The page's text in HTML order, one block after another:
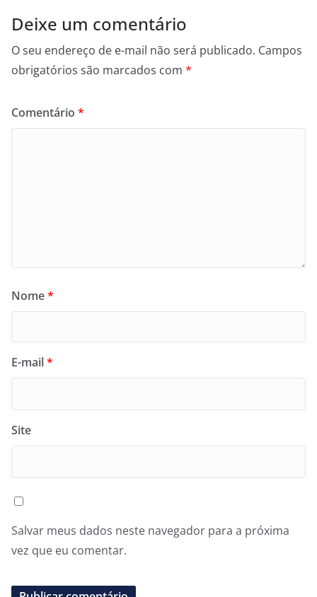
Deixe um comentário
O seu endereço de e-mail não será publicado. Campos
obrigatórios são marcados com *
Comentário *
Nome*
E-mail*
Site
Salvar meus dados neste navegador para a próxima
vez que eu comentar.